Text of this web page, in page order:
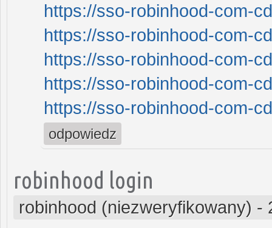
https://sso-robinhood-com-
https://sso-robinhood-com-
https://sso-robinhood-com-
https://sso-robinhood-com-
https://sso-robinhood-com-
odpowiedz
robinhood login
robinhood (niezweryfikowany) -